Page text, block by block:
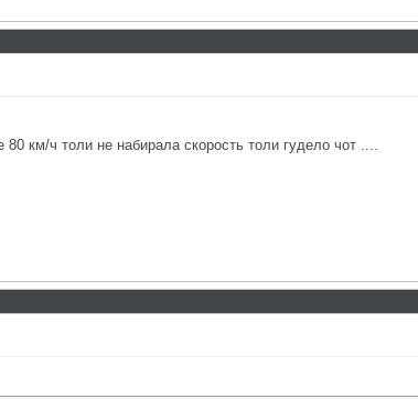
км/ч толи не набирала скорость толи гудело чот ....